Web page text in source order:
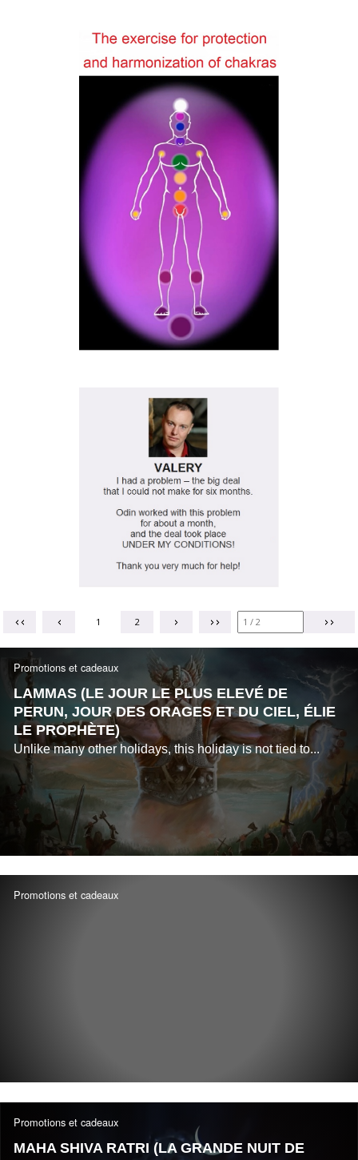
1 2
Promotions et cadeaux
LAMMAS (LE JOUR LE PLUS ELEVÉ DE
PERUN, JOUR DES ORAGES ET DU CIEL, ÉLIE
LE PROPHÈTE)
Unlike many other holidays, this holiday is not tied to...
Promotions et cadeaux
Promotions et cadeaux
MAHA SHIVA RATRI (LA GRANDE NUIT DE